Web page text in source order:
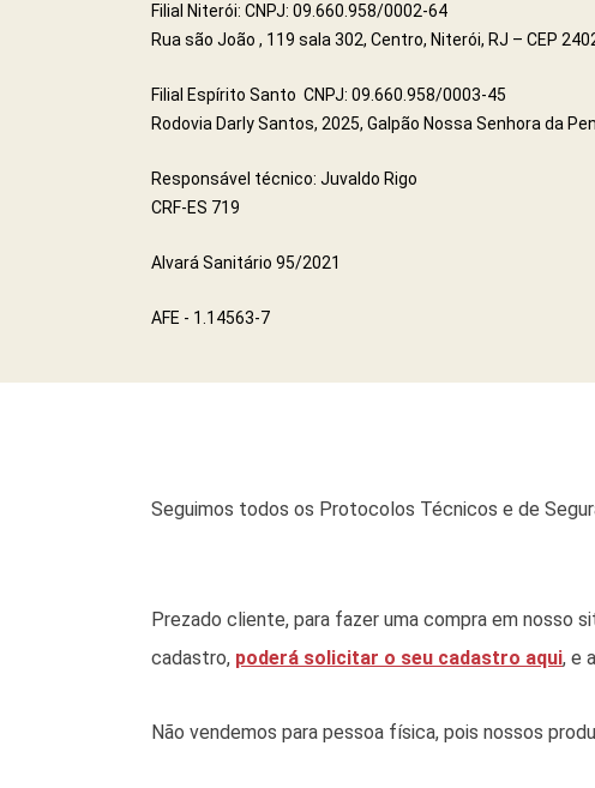
Filial Niterói: CNPJ: 09.660.958/0002-64
Rua são João , 119 sala 302, Centro, Niterói, RJ – CEP
Filial Espírito Santo CNPJ: 09.660.958/0003-45
Rodovia Darly Santos, 2025, Galpão Nossa Senhora da
Responsável técnico: Juvaldo Rigo
CRF-ES 719
Alvará Sanitário 95/2021
AFE - 1.14563-7
Seguimos todos os Protocolos Técnicos e de
Prezado cliente, para fazer uma compra em nosso
cadastro, poderá solicitar o seu cadastro aqui, e
Não vendemos para pessoa física, pois nossos